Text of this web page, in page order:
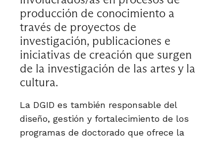
producción de conocimiento a
través de proyectos de
investigación, publicaciones e
iniciativas de creación que surgen
de la investigación de las artes y la
cultura.
La DGID es también responsable del
diseño, gestión y fortalecimiento de los
programas de doctorado que ofrece la